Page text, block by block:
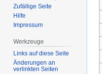
Zufällige Seite
Hilfe
Impressum
Werkzeuge
Links auf diese Seite
Änderungen an
verlinkten Seiten